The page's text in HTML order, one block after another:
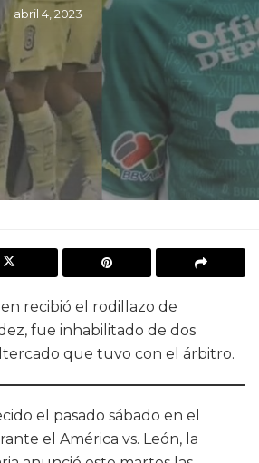
abril 4, 2023
recibió el rodillazo de
fue inhabilitado de dos
que tuvo con el árbitro.
el pasado sábado en el
el América vs. León, la